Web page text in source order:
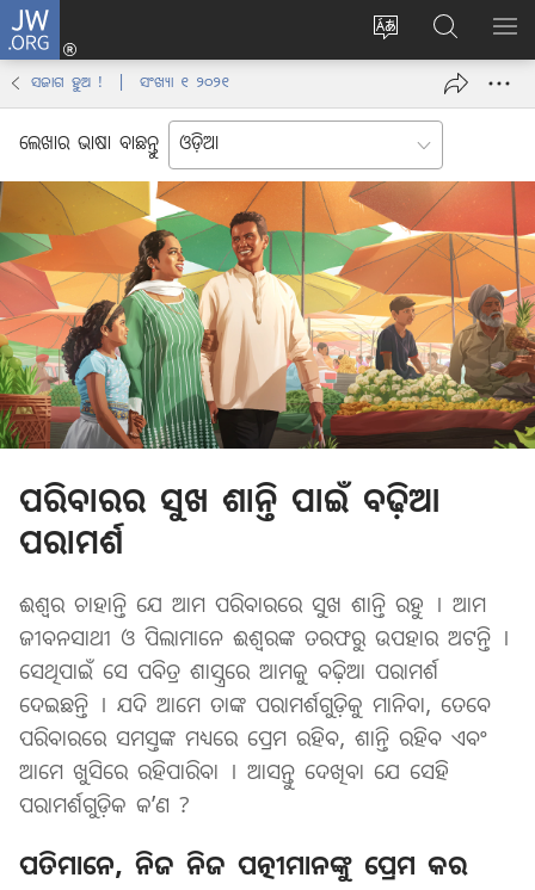
JW.ORG
वेबसाइट
की
बदलिए
ଲଗ୍
ଇନ୍
(opens
window)
JW.ORGରେ
ଖୋଜନ୍ତୁ
ସଜାଗ ହୁଅ ! | ସଂଖ୍ୟା ୧ ୨୦୨୧
ଲେଖାର ଭାଷା ବାଛନ୍ତୁ
ପରିବାରର ସୁଖ ଶାନ୍ତି ପାଇଁ ବଢ଼ିଆ
ପରାମର୍ଶ
ଈଶ୍ୱର ଚାହାନ୍ତି ଯେ ଆମ ପରିବାରରେ ସୁଖ ଶାନ୍ତି ରହୁ । ଆମ
ଜୀବନସାଥୀ ଓ ପିଲାମାନେ ଈଶ୍ୱରଙ୍କ ତରଫରୁ ଉପହାର ଅଟନ୍ତି ।
ସେଥିପାଇଁ ସେ ପବିତ୍ର ଶାସ୍ତ୍ରରେ ଆମକୁ ବଢ଼ିଆ ପରାମର୍ଶ
ଦେଇଛନ୍ତି । ଯଦି ଆମେ ତାଙ୍କ ପରାମର୍ଶଗୁଡ଼ିକୁ ମାନିବା, ତେବେ
ପରିବାରରେ ସମସ୍ତଙ୍କ ମଧ୍ୟରେ ପ୍ରେମ ରହିବ, ଶାନ୍ତି ରହିବ ଏବଂ
ଆମେ ଖୁସିରେ ରହିପାରିବା । ଆସନ୍ତୁ ଦେଖିବା ଯେ ସେହି
ପରାମର୍ଶଗୁଡ଼ିକ କʼଣ ?
ପତିମାନେ, ନିଜ ନିଜ ପତ୍ନୀମାନଙ୍କୁ ପ୍ରେମ କର